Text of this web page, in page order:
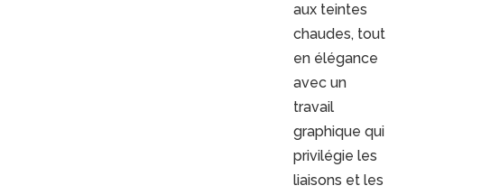
aux teintes
chaudes, tout
en élégance
avec un
travail
graphique qui
privilégie les
liaisons et les